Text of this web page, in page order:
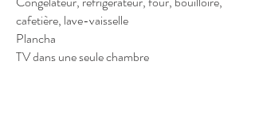
cafetière, lave-vaisselle
Plancha
TV dans une seule chambre